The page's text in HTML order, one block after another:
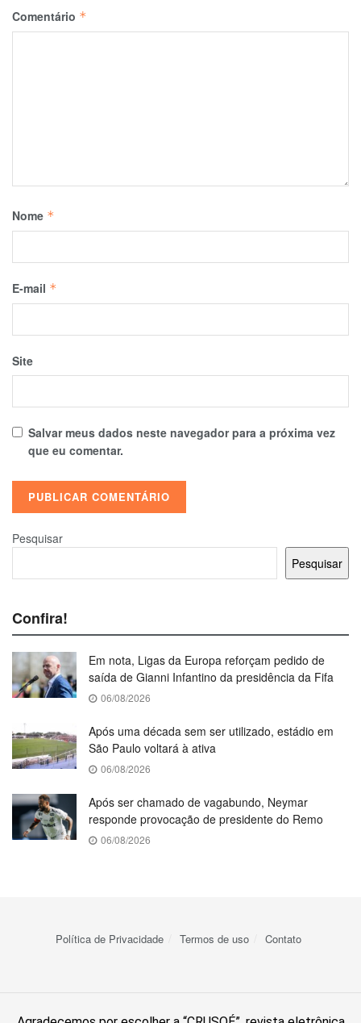
Comentário *
Nome *
E-mail *
Site
Salvar meus dados neste navegador para a próxima vez
que eu comentar.
Pesquisar
Pesquisar
Confira!
Em nota, Ligas da Europa reforçam pedido de
saída de Gianni Infantino da presidência da Fifa
06/08/2026
Após uma década sem ser utilizado, estádio em
São Paulo voltará à ativa
06/08/2026
Após ser chamado de vagabundo, Neymar
responde provocação de presidente do Remo
06/08/2026
Política de Privacidade Termos de uso Contato